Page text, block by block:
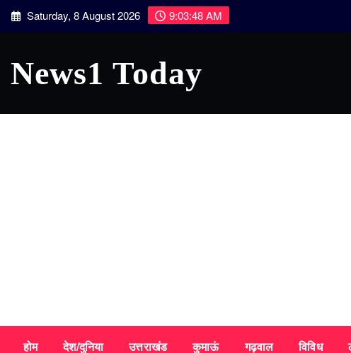
Skip Saturday, 8 August 2026 9:03:48 AM
News1 Today
होम देश/दुनिया उत्तराखंड कुमाऊं गढ़वाल विविध